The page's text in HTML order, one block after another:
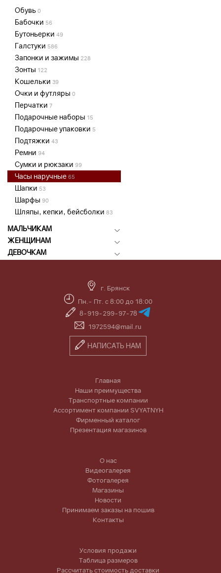
Обувь 0
Бабочки 56
Бутоньерки 49
Галстуки 586
Запонки и зажимы 228
Зонты 122
Кошельки 39
Очки и футляры 0
Перчатки 7
Подарочные наборы 15
Подарочные упаковки 5
Подтяжки 43
Ремни 94
Сумки и рюкзаки 99
Часы наручные 65
Шапки 53
Шарфы 90
Шляпы, кепки, бейсболки 83
МАЛЬЧИКАМ
ЖЕНЩИНАМ
ДЕВОЧКАМ
г. Брянск
Пн.- Пт. с 8:00 до 18:00
8-919-299-97-78
1972594@mail.ru
НАПИСАТЬ НАМ
Главная
Наши преимущества
Транспортные компании
Ассортимент компании SVYATNYH
Фирменный каталог
Презентация магазинов
О нас
Видеогалерея
Фотогалерея
Магазины
Новости
Принимаем заказы на пошив
Контакты
Условия продажи
Таблица размеров
Рассчитать стоимость доставки